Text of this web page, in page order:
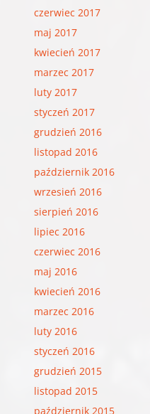
czerwiec 2017
maj 2017
kwiecień 2017
marzec 2017
luty 2017
styczeń 2017
grudzień 2016
listopad 2016
październik 2016
wrzesień 2016
sierpień 2016
lipiec 2016
czerwiec 2016
maj 2016
kwiecień 2016
marzec 2016
luty 2016
styczeń 2016
grudzień 2015
listopad 2015
październik 2015